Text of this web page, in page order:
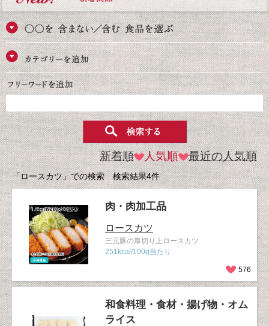
新着順 人気順 最近の人気順
「ロースカツ」での検索 検索結果4件
肉・肉加工品
ロースカツ
三元豚の厚切り上ロースカツ
251kcal/100g当たり
576
和食料理・食材・揚げ物・オム
ライス